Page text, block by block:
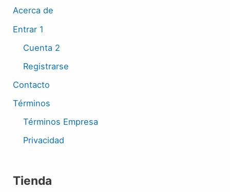
Acerca de
Entrar 1
Cuenta 2
Registrarse
Contacto
Términos
Términos Empresa
Privacidad
Tienda